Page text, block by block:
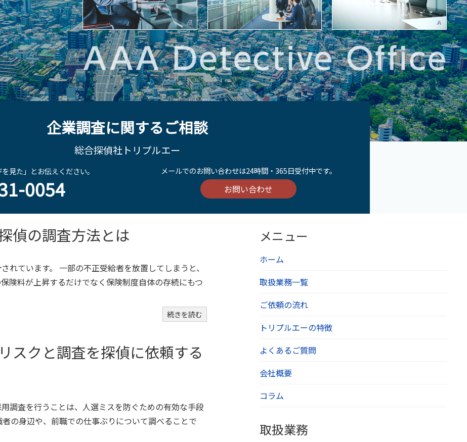
企業調査に関するご相談
総合探偵社トリプルエー
見た」とお伝えください。
0054
メールでのお問い合わせは24時間・365日受付中です。
お問い合わせ
偵の調査方法とは
ています。 一部の不正受給者を放置してしまうと、
険料が上昇するだけでなく保険制度自体の存続にもつ
続きを読む
スクと調査を探偵に依頼する
調査を行うことは、人選ミスを防ぐための有効な手段
の身辺や、前職での仕事ぶりについて調べることで
メニュー
ホーム
取扱業務一覧
ご依頼の流れ
トリプルエーの特徴
よくあるご質問
会社概要
コラム
取扱業務